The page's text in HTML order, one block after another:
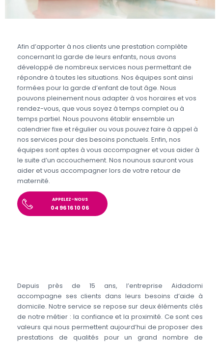
Afin d’apporter à nos clients une prestation complète
concernant la garde de leurs enfants, nous avons
développé de nombreux services nous permettant de
répondre à toutes les situations. Nos équipes sont ainsi
formées pour la garde d’enfant de tout âge. Nous
pouvons pleinement nous adapter à vos horaires et vos
rendez-vous, que vous soyez à temps complet ou à
temps partiel. Nous pouvons établir ensemble un
calendrier fixe et régulier ou vous pouvez faire à appel à
nos services pour des besoins ponctuels. Enfin, nos
équipes sont aptes à vous accompagner et vous aider à
le suite d’un accouchement. Nos nounous sauront vous
aider et vous accompagner lors de votre retour de
maternité.
APPELEZ-NOUS
04 96 16 10 06
Depuis près de 15 ans, l’entreprise Aidadomi
accompagne ses clients dans leurs besoins d’aide à
domicile. Notre service se repose sur deux éléments clés
de notre métier : la confiance et la proximité. Ce sont ces
valeurs qui nous permettent aujourd’hui de proposer des
prestations de qualités pour un grand nombre de